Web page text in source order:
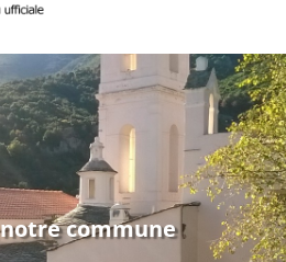
commune